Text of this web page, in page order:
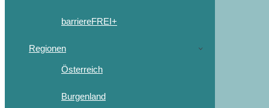
barriereFREI+
Regionen
Österreich
Burgenland